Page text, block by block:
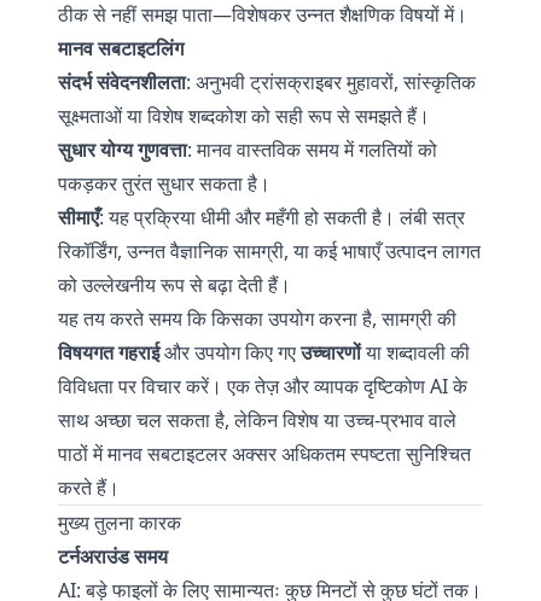
ठीक से नहीं समझ पाता—विशेषकर उन्नत शैक्षणिक विषयों में।
मानव सबटाइटलिंग
संदर्भ संवेदनशीलता: अनुभवी ट्रांसक्राइबर मुहावरों, सांस्कृतिक
सूक्ष्मताओं या विशेष शब्दकोश को सही रूप से समझते हैं।
सुधार योग्य गुणवत्ता: मानव वास्तविक समय में गलतियों को
पकड़कर तुरंत सुधार सकता है।
सीमाएँ: यह प्रक्रिया धीमी और महँगी हो सकती है। लंबी सत्र
रिकॉर्डिंग, उन्नत वैज्ञानिक सामग्री, या कई भाषाएँ उत्पादन लागत
को उल्लेखनीय रूप से बढ़ा देती हैं।
यह तय करते समय कि किसका उपयोग करना है, सामग्री की
विषयगत गहराईऔर उपयोग किए गएउच्चारणोंया शब्दावली की
विविधता पर विचार करें। एक तेज़ और व्यापक दृष्टिकोण AI के
साथ अच्छा चल सकता है, लेकिन विशेष या उच्च-प्रभाव वाले
पाठों में मानव सबटाइटलर अक्सर अधिकतम स्पष्टता सुनिश्चित
करते हैं।
मुख्य तुलना कारक
टर्नअराउंड समय
AI: बड़े फाइलों के लिए सामान्यतः कुछ मिनटों से कुछ घंटों तक।